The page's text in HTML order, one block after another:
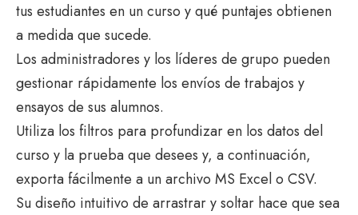
tus estudiantes en un curso y qué puntajes obtienen
a medida que sucede.
Los administradores y los líderes de grupo pueden
gestionar rápidamente los envíos de trabajos y
ensayos de sus alumnos.
Utiliza los filtros para profundizar en los datos del
curso y la prueba que desees y, a continuación,
exporta fácilmente a un archivo MS Excel o CSV.
Su diseño intuitivo de arrastrar y soltar hace que sea